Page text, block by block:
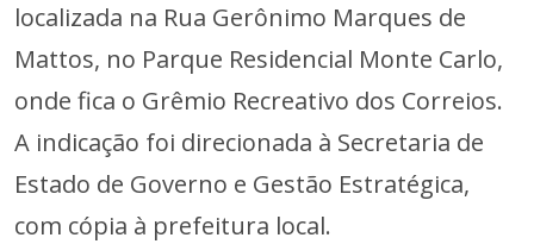
localizada na Rua Gerônimo Marques de
Mattos, no Parque Residencial Monte Carlo,
onde fica o Grêmio Recreativo dos Correios.
A indicação foi direcionada à Secretaria de
Estado de Governo e Gestão Estratégica,
com cópia à prefeitura local.